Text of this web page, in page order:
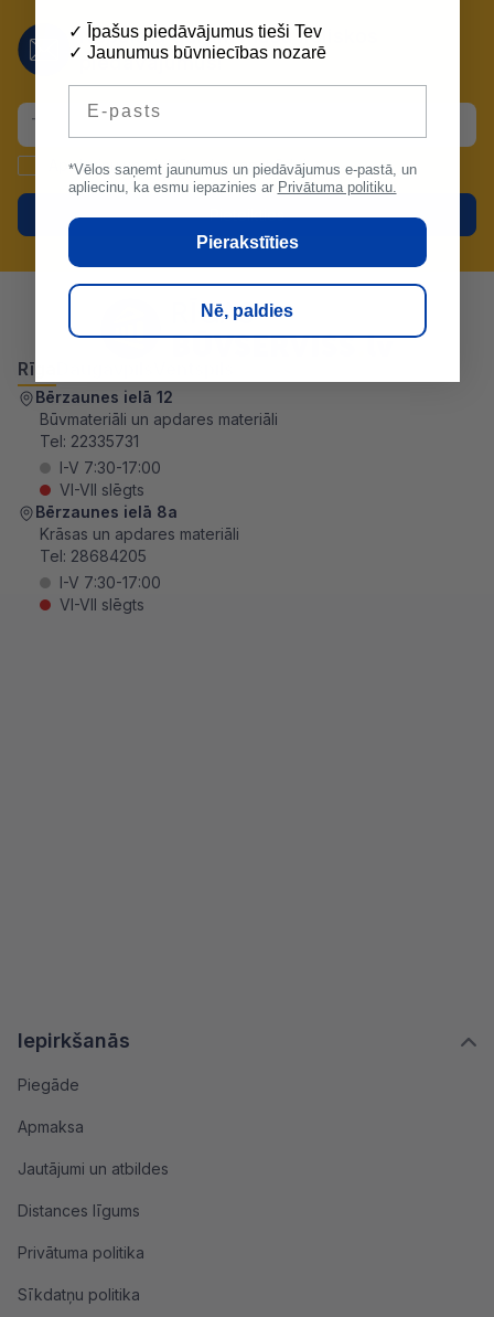
Nepalaid garām mūsu lieliskos
piedāvājumus!
Apstiprinu un piekrītudatu apstrādei.
Pieteikties
Iepirkšanās
Piegāde
Apmaksa
Jautājumi un atbildes
Distances līgums
Privātuma politika
Sīkdatņu politika
Rīga
Bērzaunes ielā 12
Būvmateriāli un apdares materiāli
Tel: 22335731
I-V 7:30-17:00
VI-VII slēgts
Bērzaunes ielā 8a
Krāsas un apdares materiāli
Tel: 28684205
I-V 7:30-17:00
VI-VII slēgts
✓ Īpašus piedāvājumus tieši Tev
✓ Jaunumus būvniecības nozarē
*Vēlos saņemt jaunumus un piedāvājumus e-pastā, un
apliecinu, ka esmu iepazinies ar Privātuma politiku.
Pierakstīties
Nē, paldies